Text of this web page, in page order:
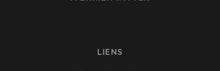
LIENS